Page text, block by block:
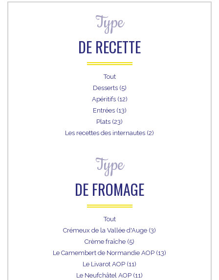
Type
DE RECETTE
Tout
Desserts (5)
Apéritifs (12)
Entrées (13)
Plats (23)
Les recettes des internautes (2)
Type
DE FROMAGE
Tout
Crémeux de la Vallée d'Auge (3)
Crème fraîche (5)
Le Camembert de Normandie AOP (13)
Le Livarot AOP (11)
Le Neufchâtel AOP (11)